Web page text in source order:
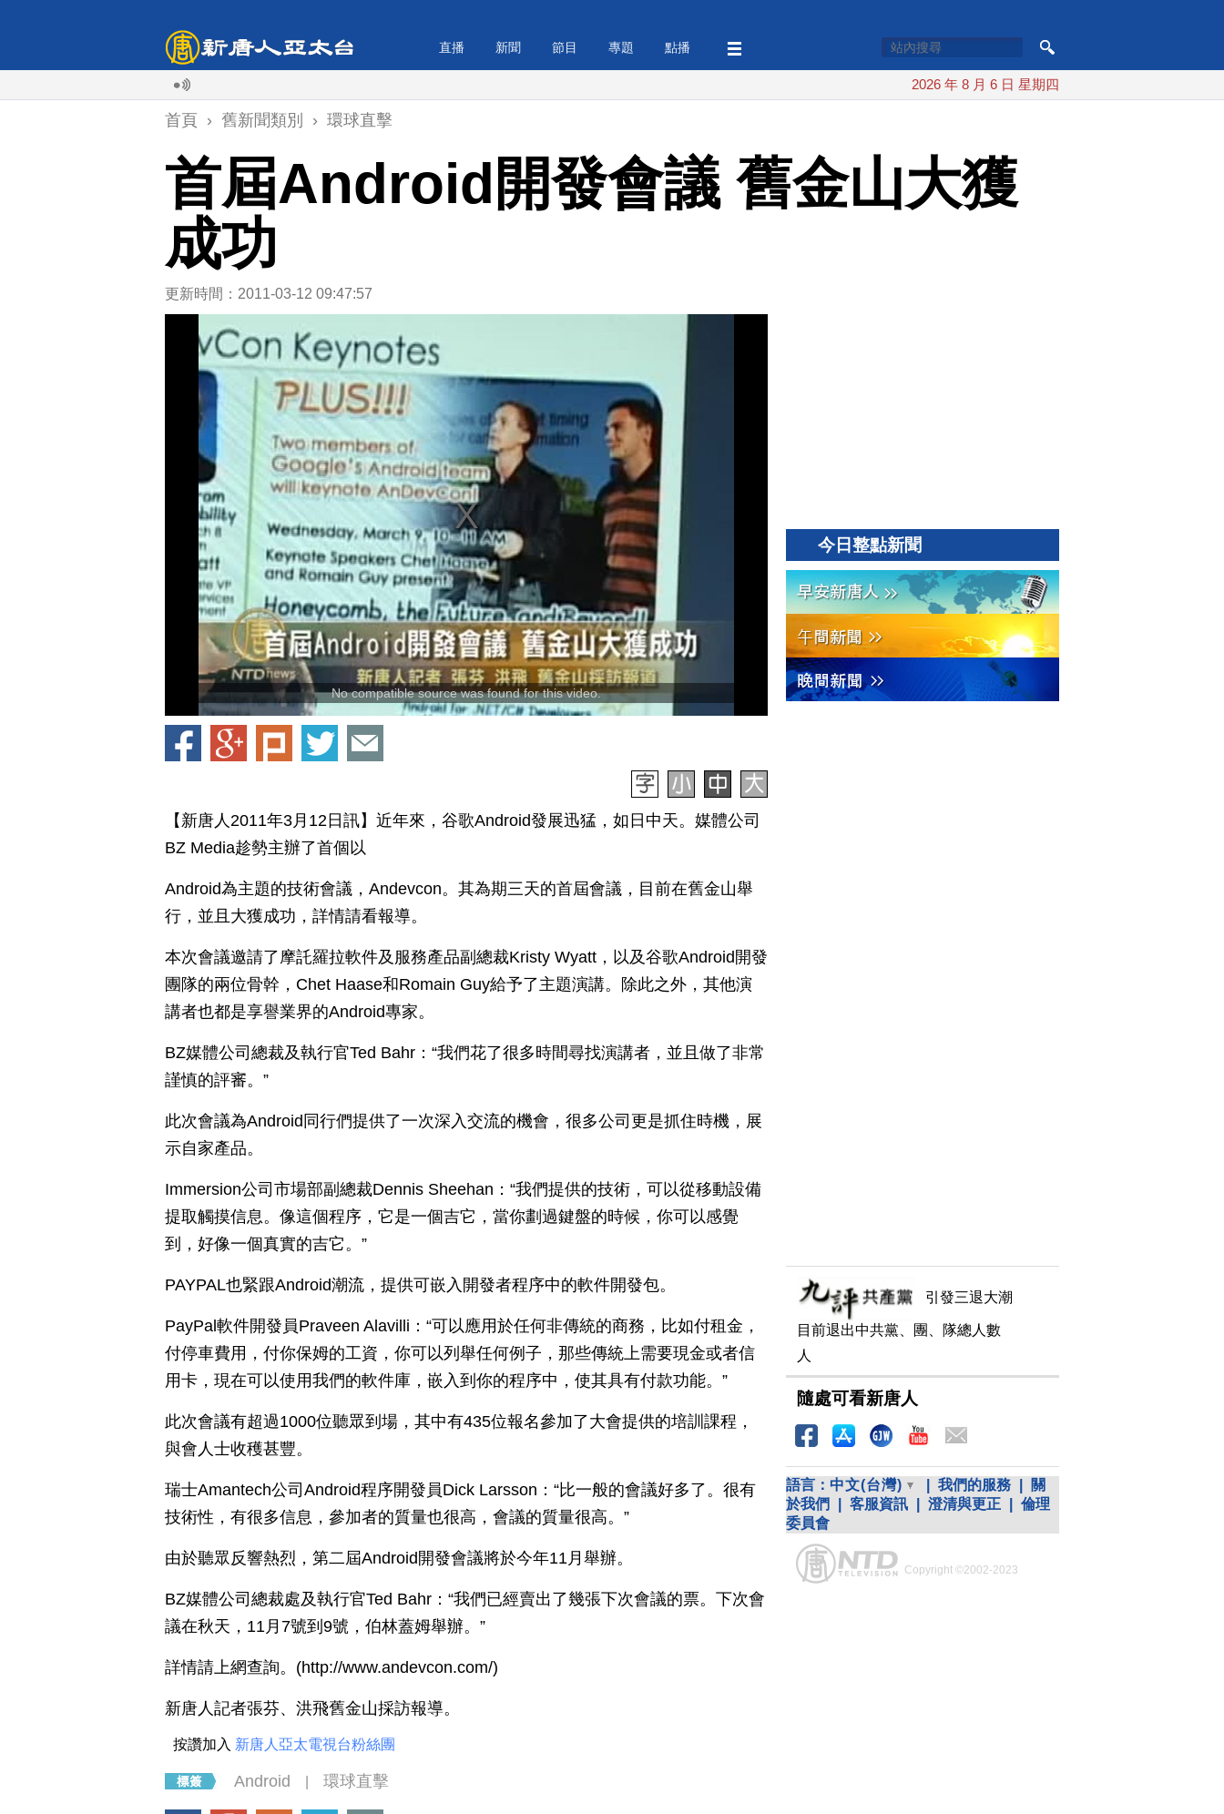
直播 新聞 節目 專題 點播
2026 年 8 月 6 日 星期四
首頁 › 舊新聞類別 › 環球直擊
首屆Android開發會議 舊金山大獲
成功
更新時間：2011-03-12 09:47:57
No compatible source was found for this video.
【新唐人2011年3月12日訊】近年來，谷歌Android發展迅猛，如日中天。媒體公司
BZ Media趁勢主辦了首個以
Android為主題的技術會議，Andevcon。其為期三天的首屆會議，目前在舊金山舉
行，並且大獲成功，詳情請看報導。
本次會議邀請了摩託羅拉軟件及服務產品副總裁Kristy Wyatt，以及谷歌Android開發
團隊的兩位骨幹，Chet Haase和Romain Guy給予了主題演講。除此之外，其他演
講者也都是享譽業界的Android專家。
BZ媒體公司總裁及執行官Ted Bahr：“我們花了很多時間尋找演講者，並且做了非常
謹慎的評審。”
此次會議為Android同行們提供了一次深入交流的機會，很多公司更是抓住時機，展
示自家產品。
Immersion公司市場部副總裁Dennis Sheehan：“我們提供的技術，可以從移動設備
提取觸摸信息。像這個程序，它是一個吉它，當你劃過鍵盤的時候，你可以感覺
到，好像一個真實的吉它。”
PAYPAL也緊跟Android潮流，提供可嵌入開發者程序中的軟件開發包。
PayPal軟件開發員Praveen Alavilli：“可以應用於任何非傳統的商務，比如付租金，
付停車費用，付你保姆的工資，你可以列舉任何例子，那些傳統上需要現金或者信
用卡，現在可以使用我們的軟件庫，嵌入到你的程序中，使其具有付款功能。”
此次會議有超過1000位聽眾到場，其中有435位報名參加了大會提供的培訓課程，
與會人士收穫甚豐。
瑞士Amantech公司Android程序開發員Dick Larsson：“比一般的會議好多了。很有
技術性，有很多信息，參加者的質量也很高，會議的質量很高。”
由於聽眾反響熱烈，第二屆Android開發會議將於今年11月舉辦。
BZ媒體公司總裁處及執行官Ted Bahr：“我們已經賣出了幾張下次會議的票。下次會
議在秋天，11月7號到9號，伯林蓋姆舉辦。”
詳情請上網查詢。(http://www.andevcon.com/)
新唐人記者張芬、洪飛舊金山採訪報導。
按讚加入 新唐人亞太電視台粉絲團
Android 環球直擊
今日整點新聞
引發三退大潮
目前退出中共黨、團、隊總人數
人
隨處可看新唐人
語言： 中文(台灣) 我們的服務
關
於我們
客服資訊 澄清與更正
倫理
委員會
Copyright ©2002-2023